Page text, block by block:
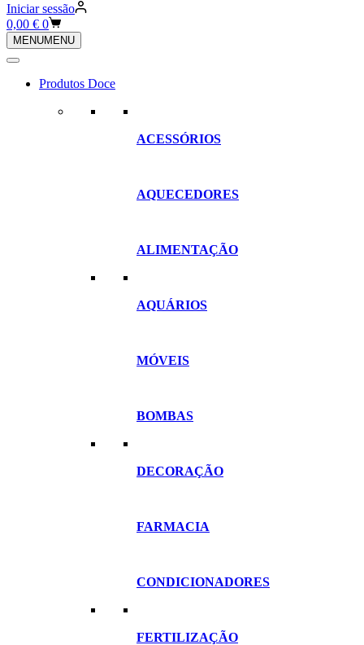
Iniciar sessão
Carrinho
de
compras
0,00 € 0
MENUMENU
Produtos Doce
ACESSÓRIOS
AQUECEDORES
ALIMENTAÇÃO
AQUÁRIOS
MÓVEIS
BOMBAS
DECORAÇÃO
FARMACIA
CONDICIONADORES
FERTILIZAÇÃO